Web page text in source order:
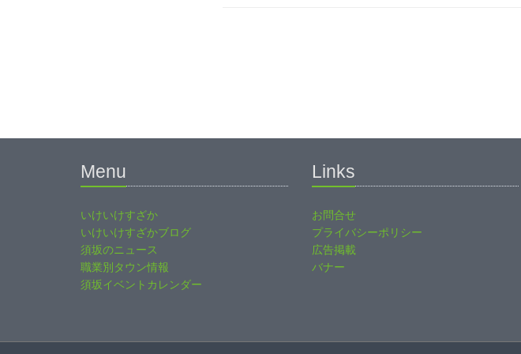
Menu
いけいけすざか
いけいけすざかブログ
須坂のニュース
職業別タウン情報
須坂イベントカレンダー
Links
お問合せ
プライバシーポリシー
広告掲載
バナー